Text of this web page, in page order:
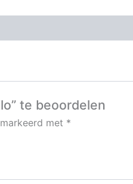
te beoordelen
met *